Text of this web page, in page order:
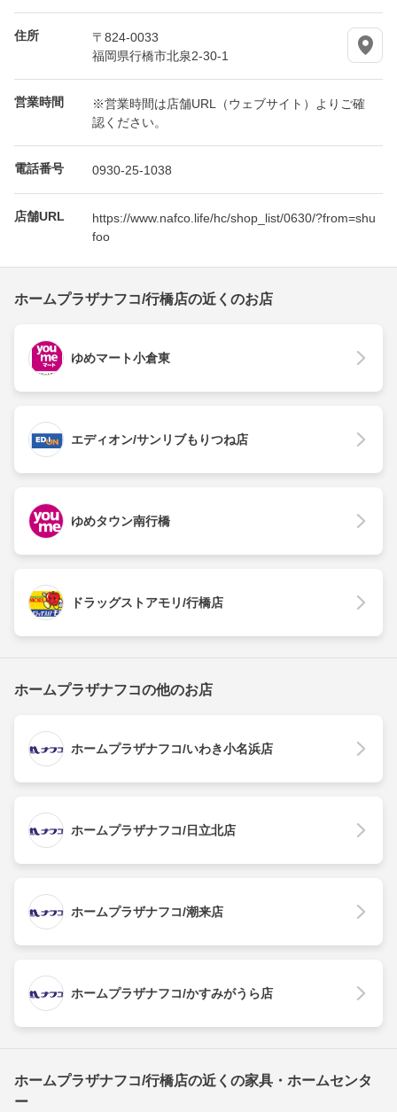
住所
〒824-0033
福岡県行橋市北泉2-30-1
営業時間
※営業時間は店舗URL（ウェブサイト）よりご確
認ください。
電話番号 0930-25-1038
店舗URL
https://www.nafco.life/hc/shop_list/0630/?from=shu
foo
ホームプラザナフコ/行橋店の近くのお店
ゆめマート小倉東
エディオン/サンリブもりつね店
ゆめタウン南行橋
ドラッグストアモリ/行橋店
ホームプラザナフコの他のお店
ホームプラザナフコ/いわき小名浜店
ホームプラザナフコ/日立北店
ホームプラザナフコ/潮来店
ホームプラザナフコ/かすみがうら店
ホームプラザナフコ/行橋店の近くの家具・ホームセンタ
ー